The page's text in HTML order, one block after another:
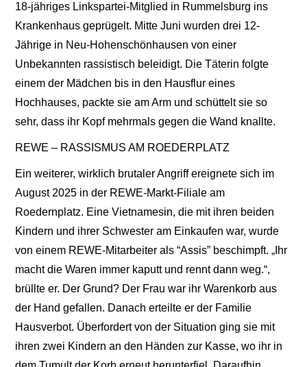
18-jähriges Linkspartei-Mitglied in Rummelsburg ins
Krankenhaus geprügelt. Mitte Juni wurden drei 12-
Jährige in Neu-Hohenschönhausen von einer
Unbekannten rassistisch beleidigt. Die Täterin folgte
einem der Mädchen bis in den Hausflur eines
Hochhauses, packte sie am Arm und schüttelt sie so
sehr, dass ihr Kopf mehrmals gegen die Wand knallte.
REWE – RASSISMUS AM ROEDERPLATZ
Ein weiterer, wirklich brutaler Angriff ereignete sich im
August 2025 in der REWE-Markt-Filiale am
Roedernplatz. Eine Vietnamesin, die mit ihren beiden
Kindern und ihrer Schwester am Einkaufen war, wurde
von einem REWE-Mitarbeiter als “Assis” beschimpft. „Ihr
macht die Waren immer kaputt und rennt dann weg.“,
brüllte er. Der Grund? Der Frau war ihr Warenkorb aus
der Hand gefallen. Danach erteilte er der Familie
Hausverbot. Überfordert von der Situation ging sie mit
ihren zwei Kindern an den Händen zur Kasse, wo ihr in